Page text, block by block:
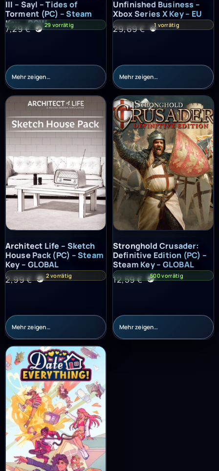
III – Sayl – Tides of
Torment (PC) – Steam
Key – ROW
7,29€ 29 vorrätig
Mehr zeigen…
Unfinished Business –
Xbox Series X Key – EU
29,69€ 1 vorrätig
Mehr zeigen…
Architect Life – Sketch House Pack (PC) – Steam Key – GLOBAL
Architect Life – Sketch
House Pack (PC) – Steam
Key – GLOBAL
2,99€ 2 vorrätig
Mehr zeigen…
Stronghold Crusader: Definitive
Stronghold Crusader:
Definitive Edition (PC) –
Steam Key – GLOBAL
12,59€ 500 vorrätig
Mehr zeigen…